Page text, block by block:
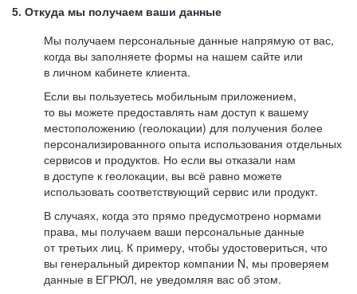
5. Откуда мы получаем ваши данные
Мы получаем персональные данные напрямую от вас,
когда вы заполняете формы на нашем сайте или
в личном кабинете клиента.
Если вы пользуетесь мобильным приложением,
то вы можете предоставлять нам доступ к вашему
местоположению (геолокации) для получения более
персонализированного опыта использования отдельных
сервисов и продуктов. Но если вы отказали нам
в доступе к геолокации, вы всё равно можете
использовать соответствующий сервис или продукт.
В случаях, когда это прямо предусмотрено нормами
права, мы получаем ваши персональные данные
от третьих лиц. К примеру, чтобы удостовериться, что
вы генеральный директор компании N, мы проверяем
данные в ЕГРЮЛ, не уведомляя вас об этом.